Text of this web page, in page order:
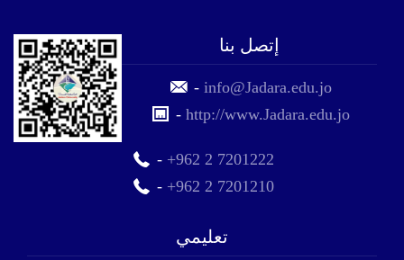
إتصل بنا
-info@Jadara.edu.jo
-http://www.Jadara.edu.jo
- +962 2 7201222
- +962 2 7201210
تعليمي